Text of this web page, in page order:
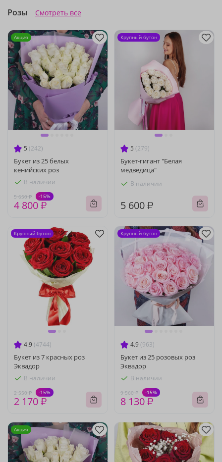
Розы Смотреть все
5 (242)
Букет из 25 белых
кенийских роз
В наличии
5 650 ₽ -15%
4 800 ₽
Акция
5 (279)
Букет-гигант "Белая
медведица"
В наличии
5 600 ₽
Крупный бутон
4.9 (4744)
Букет из 7 красных роз
Эквадор
В наличии
2 550 ₽ -15%
2 170 ₽
Крупный бутон
4.9 (963)
Букет из 25 розовых роз
Эквадор
В наличии
9 560 ₽ -15%
8 130 ₽
Крупный бутон
Акция